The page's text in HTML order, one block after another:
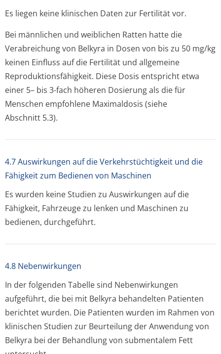
Es liegen keine klinischen Daten zur Fertilität vor.
Bei männlichen und weiblichen Ratten hatte die
Verabreichung von Belkyra in Dosen von bis zu 50 mg/kg
keinen Einfluss auf die Fertilität und allgemeine
Reproduktionsfähig­keit. Diese Dosis entspricht etwa
einer 5– bis 3-fach höheren Dosierung als die für
Menschen empfohlene Maximaldosis (siehe
Abschnitt 5.3).
4.7 Auswirkungen auf die Verkehrstüchtigkeit und die
Fähigkeit zum Bedienen von Maschinen
Es wurden keine Studien zu Auswirkungen auf die
Fähigkeit, Fahrzeuge zu lenken und Maschinen zu
bedienen, durchgeführt.
4.8 Nebenwirkungen
In der folgenden Tabelle sind Nebenwirkungen
aufgeführt, die bei mit Belkyra behandelten Patienten
berichtet wurden. Die Patienten wurden im Rahmen von
klinischen Studien zur Beurteilung der Anwendung von
Belkyra bei der Behandlung von submentalem Fett